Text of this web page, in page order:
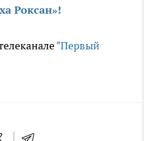
Роксан»!
"Первый